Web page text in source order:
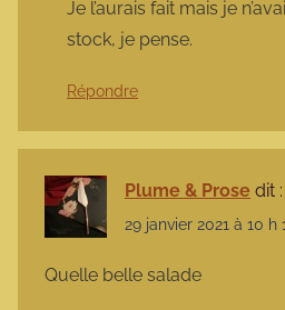
Je l’aurais fait mais je
stock, je pense.
Répondre
Plume & Prose dit :
29 janvier 2021 à 10 h
Quelle belle salade